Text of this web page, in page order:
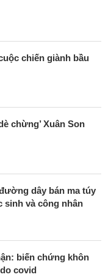
chiến giành bầu
chừng’ Xuân Son
dây bán ma túy
sinh và công nhân
biến chứng khôn
covid